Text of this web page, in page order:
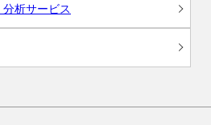
析サービス